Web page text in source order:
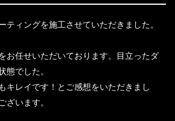
ティングを施工させていただきました。
お任せいただいております。目立ったダ
態でした。
キレイです！とご感想をいただきまし
ざいます。